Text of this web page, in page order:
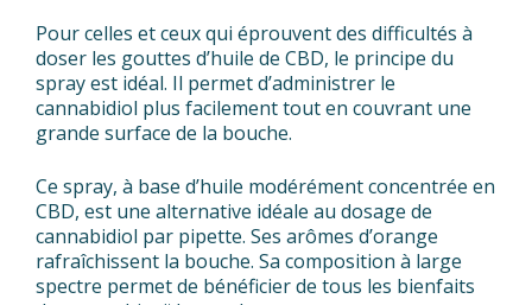
Pour celles et ceux qui éprouvent des difficultés à
doser les gouttes d’huile de CBD, le principe du
spray est idéal. Il permet d’administrer le
cannabidiol plus facilement tout en couvrant une
grande surface de la bouche.
Ce spray, à base d’huile modérément concentrée en
CBD, est une alternative idéale au dosage de
cannabidiol par pipette. Ses arômes d’orange
rafraîchissent la bouche. Sa composition à large
spectre permet de bénéficier de tous les bienfaits